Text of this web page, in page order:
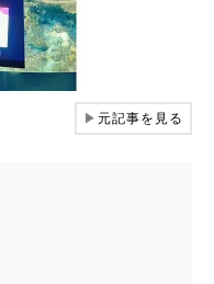
▶元記事を見る